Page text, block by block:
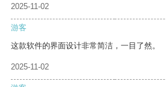
2025-11-02
游客
这款软件的界面设计非常简洁，一目了然。
2025-11-02